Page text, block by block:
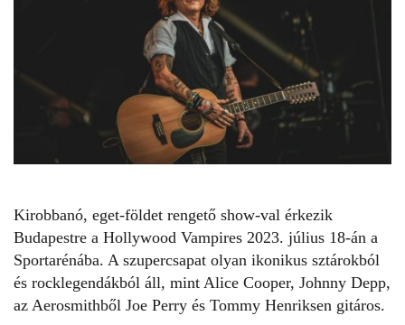
Kirobbanó, eget-földet rengető show-val érkezik
Budapestre a Hollywood Vampires 2023. július 18-án a
Sportarénába. A szupercsapat olyan ikonikus sztárokból
és rocklegendákból áll, mint Alice Cooper, Johnny Depp,
az Aerosmithből Joe Perry és Tommy Henriksen gitáros.